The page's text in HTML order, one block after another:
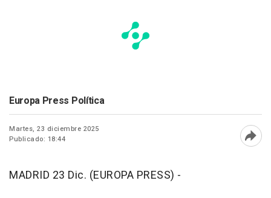
Europa Press Política
Martes, 23 diciembre 2025
Publicado: 18:44
MADRID 23 Dic. (EUROPA PRESS) -